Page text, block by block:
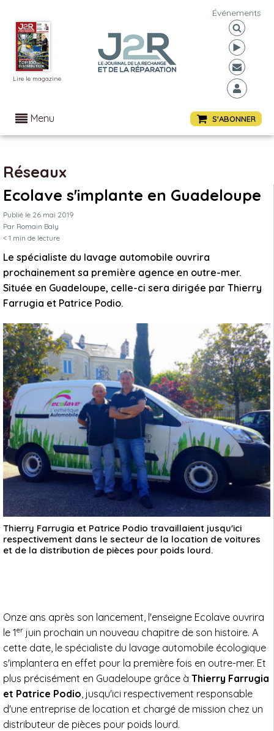
Lire le magazine
Événements
Menu S'ABONNER
Réseaux
Ecolave s'implante en Guadeloupe
Publié le 26 mai 2019
Par Romain Baly
< 1 min de lecture
Le spécialiste du lavage automobile ouvrira
prochainement sa première agence en outre-mer.
Située en Guadeloupe, celle-ci sera dirigée par Thierry
Farrugia et Patrice Podio.
Thierry Farrugia et Patrice Podio travaillaient jusqu'ici
respectivement dans le secteur de la location de voitures
et de la distribution de pièces pour poids lourd.
Onze ans après son lancement, l'enseigne Ecolave ouvrira
le 1er juin prochain un nouveau chapitre de son histoire. A
cette date, le spécialiste du lavage automobile écologique
s'implantera en effet pour la première fois en outre-mer. Et
plus précisément en Guadeloupe grâce à Thierry Farrugia
et Patrice Podio , jusqu'ici respectivement responsable
d'une entreprise de location et chargé de mission chez un
distributeur de pièces pour poids lourd.